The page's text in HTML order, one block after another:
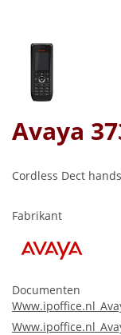
Avaya
Cordless Dect
Fabrikant
Documenten